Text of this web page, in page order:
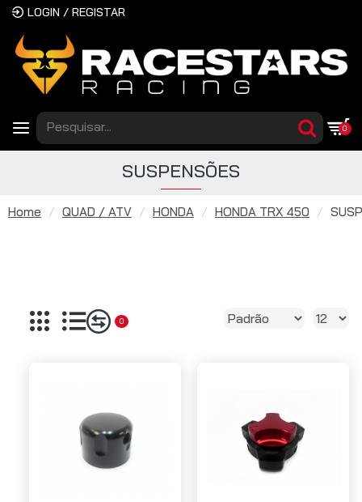
LOGIN / REGISTAR
0
Home QUAD / ATV HONDA HONDA TRX 450
SUSPENSÕES
0